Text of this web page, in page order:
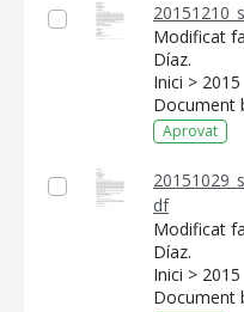
Modificat
Díaz.
Inici > 2015
Document
Aprovat
df
Modificat
Díaz.
Inici > 2015
Document